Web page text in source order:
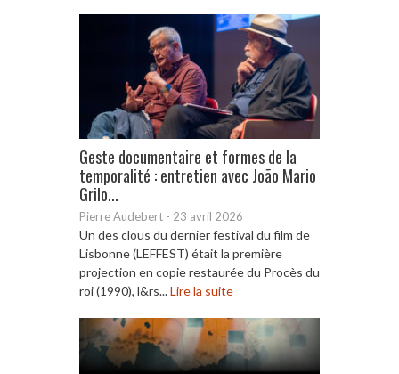
Geste documentaire et formes de la
temporalité : entretien avec João Mario
Grilo...
Pierre Audebert - 23 avril 2026
Un des clous du dernier festival du film de
Lisbonne (LEFFEST) était la première
projection en copie restaurée du Procès du
roi (1990), l&rs...Lire la suite